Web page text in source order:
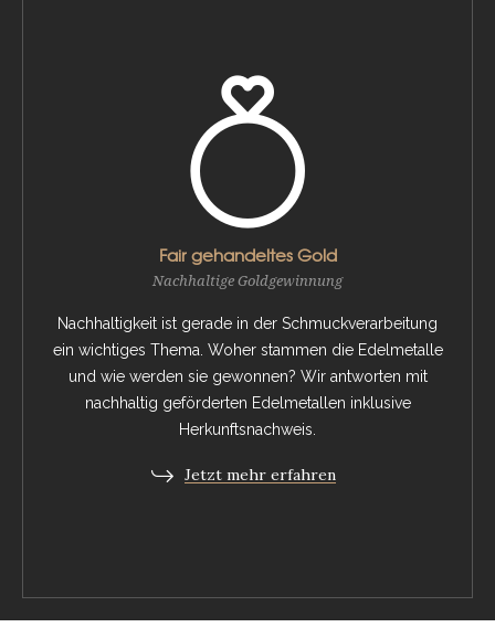
Fair gehandeltes Gold
Nachhaltige Goldgewinnung
Nachhaltigkeit ist gerade in der Schmuckverarbeitung
ein wichtiges Thema. Woher stammen die Edelmetalle
und wie werden sie gewonnen? Wir antworten mit
nachhaltig geförderten Edelmetallen inklusive
Herkunftsnachweis.
Jetzt mehr erfahren